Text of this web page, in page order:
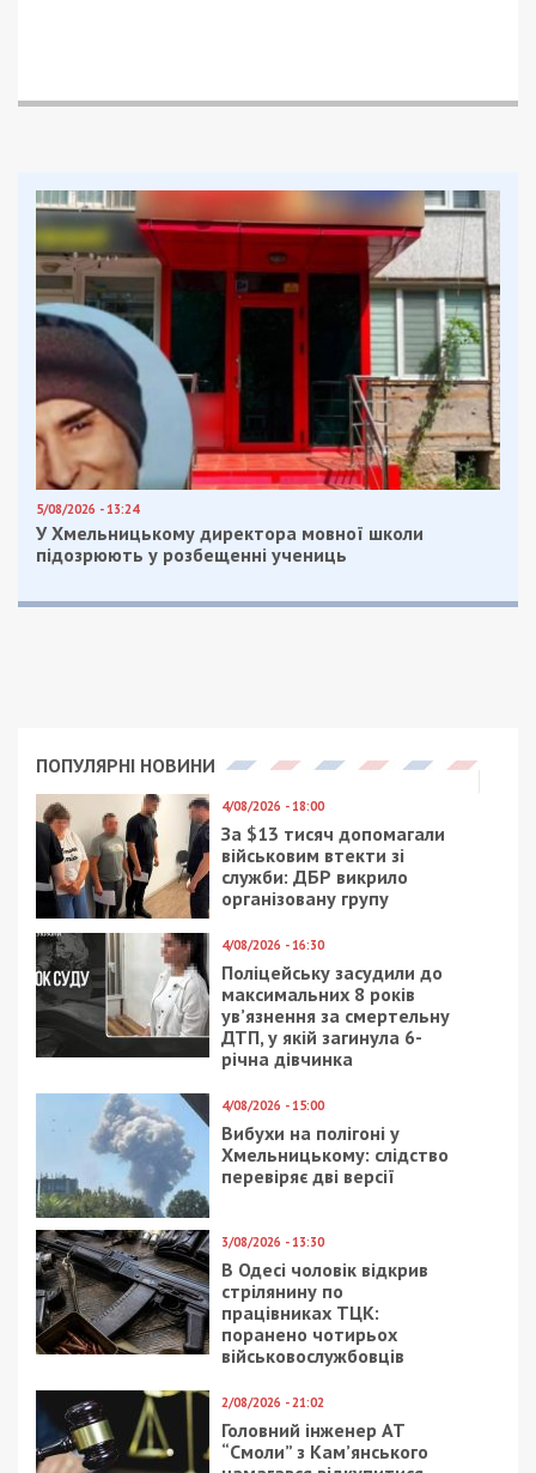
ще місяць для того, щоб зробити остаточний
висновок, на чиєму боці ініціатива. Говорю про це
відверто, чому – тому що в принципі з літа, з
кінця літа ініціатива за Україною, і Україна
успішно звільняє території та вже звільнила
багато територій та населених пунктів. Це
очевидний факт і це дуже дратує росію, дуже
дратує путіна та все його керівництво.
Але ми бачимо заходи у відповідь, які вживає
терористична держава. Вони мобілізують багато
людей, вони зараз їх готують на базах.
Незважаючи на те, що в соцмережах пишуть про
те, що багатьох відправляють одразу на фронт,
але це лише частина. А більшість вони готують
на базах. І ці люди прийдуть на фронт до кінця
жовтня – до середини листопада. Ось тоді ми
Проте для об’єктивності треба дивитися і
зважувати факти, коли вони вже відбудуться.
Тому сподіватимемося, що це не вплине на
перебіг подій, на переломну ситуацію у бік
України над росією, і я вірю, що наші ЗСУ
зможуть і надалі зберігати ініціативу та
перемогти зрештою окупантів.
Мешканці Дніпра, які постраждали
внаслідок ракетного удару 29 вересня
отримали допомогу
Геннадій Корбан висловив глибоку
повагу захисникам та захисницям
України
Facebook
Telegram
Twitter
WhatsApp
ViberEmail